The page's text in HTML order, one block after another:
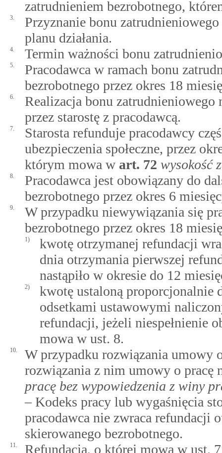
zatrudnieniem bezrobotnego,
3.
Przyznanie bonu
planu działania.
4. Termin ważności bonu
5.
Pracodawca w ramach bonu
bezrobotnego przez okres 18
6.
Realizacja bonu zatrudnieniowego
przez starostę z pracodawcą.
7.
Starosta refunduje pracodawcy
ubezpieczenia społeczne, przez
którym mowa w art. 72 wysokość
8.
Pracodawca jest obowiązany do
bezrobotnego przez okres 6
9.
W przypadku niewywiązania się
bezrobotnego przez okres 18
1)
kwotę otrzymanej refundacji
dnia otrzymania pierwszej
nastąpiło w okresie do 12
2)
kwotę ustaloną proporcjonalnie
odsetkami ustawowymi
refundacji, jeżeli niespełnienie
mowa w ust. 8.
10.
W przypadku rozwiązania umowy
rozwiązania z nim umowy o pracę
pracę bez wypowiedzenia z winy
– Kodeks pracy lub wygaśnięcia
pracodawca nie zwraca refundacji
skierowanego bezrobotnego.
11. Refundacja, o której mowa w ust.